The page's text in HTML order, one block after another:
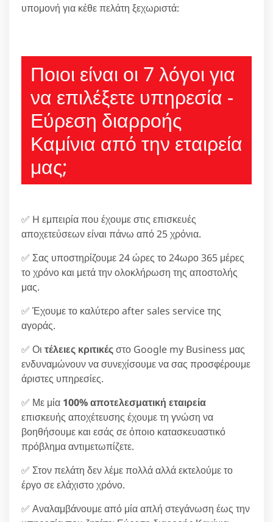
υπομονή για κέθε πελάτη ξεχωριστά:
Ποιοι είναι οι 7 λόγοι για
να επιλέξετε υπηρεσία -
Εύρεση διαρροής
Καμίνια από την εταιρεία
μας;
✅ H εμπειρία που έχουμε στις επισκευές
αποχετεύσεων είναι πάνω από 25 χρόνια.
✅ Σας υποστηρίζουμε 24 ώρες το 24ωρο 365 μέρες
το χρόνο και μετά την ολοκλήρωση της αποστολής
μας.
✅ Έχουμε το καλύτερο after sales service της
αγοράς.
✅ Οι τέλειες κριτικέςστο Google my Business μας
ενδυναμώνουν να συνεχίσουμε να σας προσφέρουμε
άριστες υπηρεσίες.
✅ Με μία 100% αποτελεσματική εταιρεία
επισκευής αποχέτευσης έχουμε τη γνώση να
βοηθήσουμε και εσάς σε όποιο κατασκευαστικό
πρόβλημα αντιμετωπίζετε.
✅ Στον πελάτη δεν λέμε πολλά αλλά εκτελούμε το
έργο σε ελάχιστο χρόνο.
✅ Αναλαμβάνουμε από μία απλή στεγάνωση έως την